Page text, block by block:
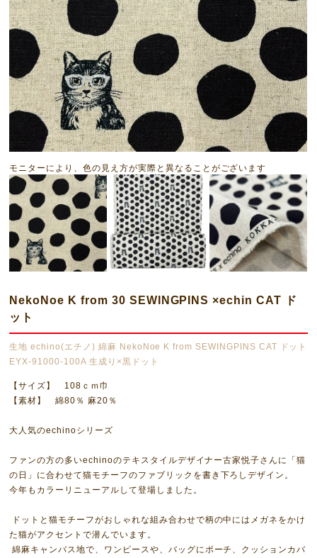
モニターにより、色の見え方が実際と異なることがございます
NekoNoe K from 30 SEWINGPINS ×echin CAT ド
ット
生地 echino(エチノ) 綿麻 NekoNoe K from SEWINGPINS CAT ドット
EYX-91000-100A 生成り×黒ドット
【サイズ】 108ｃｍ巾
【素材】 綿80％ 麻20％
大人気のechinoシリーズ
ファンの方の多いechinoのテキスタイルデザイナー古家悦子さんに「猫
の日」に合わせて猫モチーフのファブリックを書き下ろしデザイン。
今年もカラーリニューアルして登場しました。
ドットと猫モチーフがおしゃれな組み合わせで柄の中にはメガネをかけ
た猫がアクセントで潜んでいます。
綿麻キャンバス地で、ワンピースや、バッグにポーチ、クッションカバ